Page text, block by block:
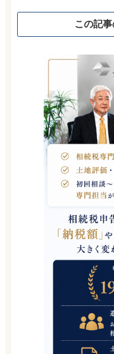
この記